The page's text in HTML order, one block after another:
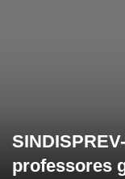
professores